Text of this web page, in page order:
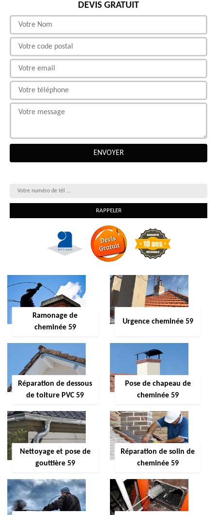
DEVIS GRATUIT
Ramonage de
cheminée 59
Urgence cheminée 59
Réparation de dessous
de toiture PVC 59
Pose de chapeau de
cheminée 59
Nettoyage et pose de
gouttière 59
Réparation de solin de
cheminée 59